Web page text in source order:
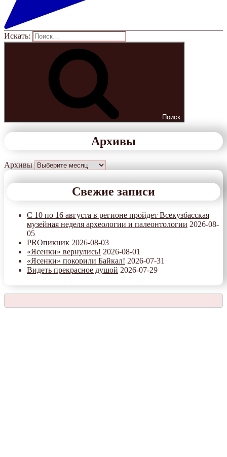
Искать:
Поиск
Архивы
Архивы
Свежие записи
С 10 по 16 августа в регионе пройдет Всекузбасская
музейная неделя археологии и палеонтологии 2026-08-
05
PROпикник 2026-08-03
«Ясенки» вернулись! 2026-08-01
«Ясенки» покорили Байкал! 2026-07-31
Видеть прекрасное душой 2026-07-29